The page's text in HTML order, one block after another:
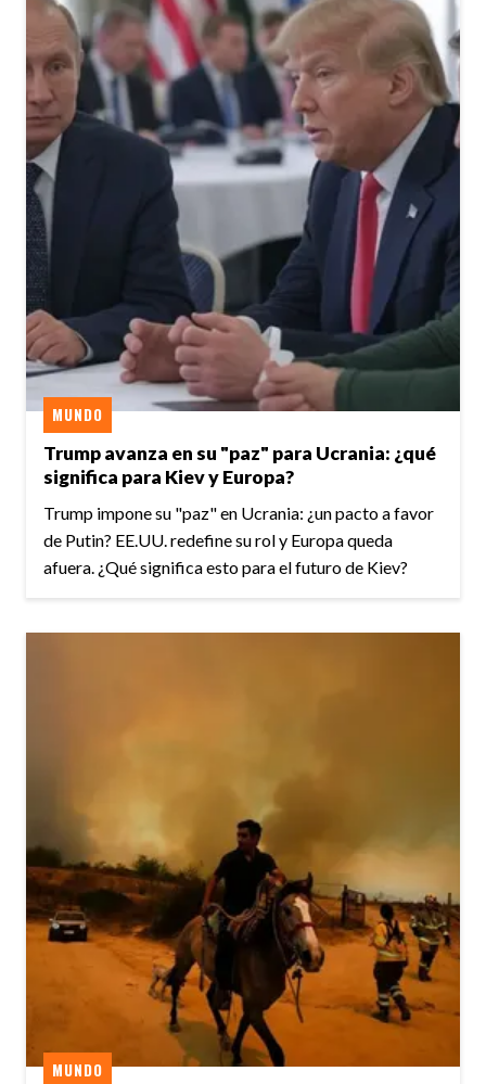
Trump avanza en su "paz" para Ucrania: ¿qué
significa para Kiev y Europa?
MUNDO
Trump impone su "paz" en Ucrania: ¿un pacto a favor
de Putin? EE.UU. redefine su rol y Europa queda
afuera. ¿Qué significa esto para el futuro de Kiev?
MUNDO